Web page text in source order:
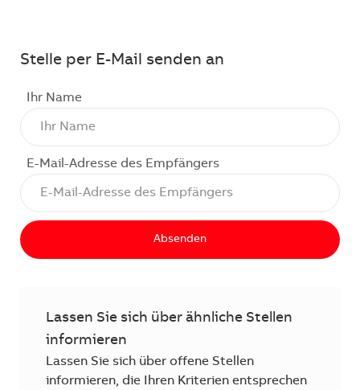
Stelle per E-Mail senden an
Ihr Name
E-Mail-Adresse des Empfängers
Absenden
Lassen Sie sich über ähnliche Stellen
informieren
Lassen Sie sich über offene Stellen
informieren, die Ihren Kriterien entsprechen